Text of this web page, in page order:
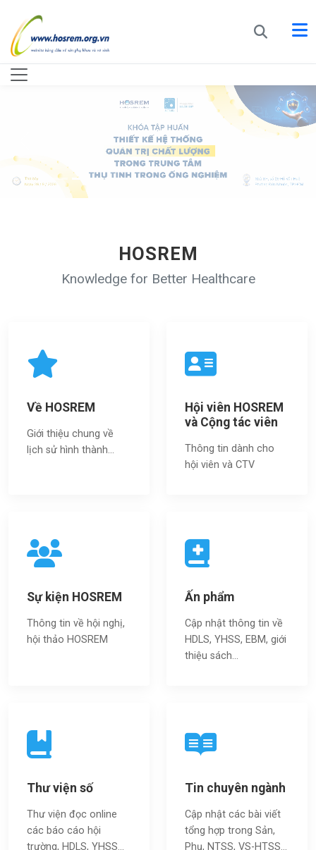
HOSREM
Knowledge for Better Healthcare
Về HOSREM
Giới thiệu chung về
lịch sử hình thành...
Hội viên HOSREM
và Cộng tác viên
Thông tin dành cho
hội viên và CTV
Sự kiện HOSREM
Thông tin về hội nghị,
hội thảo HOSREM
Ấn phẩm
Cập nhật thông tin về
HDLS, YHSS, EBM, giới
thiệu sách…
Thư viện số
Thư viện đọc online
các báo cáo hội
trường, HDLS, YHSS…
Tin chuyên ngành
Cập nhật các bài viết
tổng hợp trong Sản,
Phụ, NTSS, VS-HTSS...